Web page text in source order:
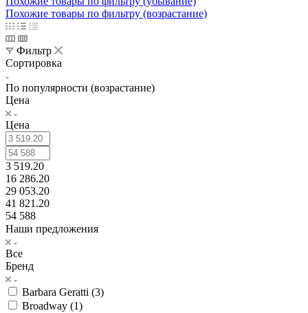
Похожие товары по фильтру (возрастание)
Фильтр
Сортировка
По популярности (возрастание)
Цена
Цена
3 519.20
16 286.20
29 053.20
41 821.20
54 588
Наши предложения
Все
Бренд
Barbara Geratti (3)
Broadway (1)